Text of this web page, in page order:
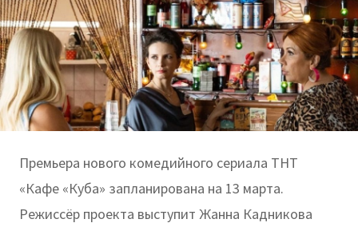
Премьера нового комедийного сериала ТНТ
«Кафе «Куба» запланирована на 13 марта.
Режиссёр проекта выступит Жанна Кадникова